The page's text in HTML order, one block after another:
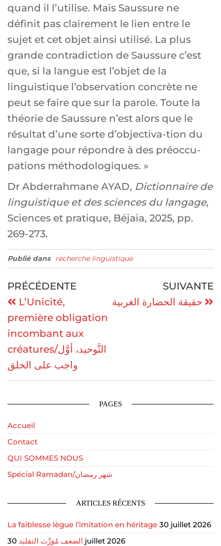
quand il l’utilise. Mais Saussure ne
définit pas clairement le lien entre le
sujet et cet objet ainsi utilisé. La plus
grande contradiction de Saussure c’est
que, si la langue est l’objet de la
linguistique l’observation concrète ne
peut se faire que sur la parole. Toute la
théorie de Saussure n’est alors que le
résultat d’une sorte d’objectiva-tion du
langage pour répondre à des préoccu-
pations méthodologiques. »
Dr Abderrahmane AYAD, Dictionnaire de
linguistique et des sciences du langage,
Sciences et pratique, Béjaia, 2025, pp.
269-273.
Publié dans recherche linguistique
PRÉCÉDENTE
L’Unicité,
première obligation
incombant aux
créatures/التَّوحيد، أوَّل
واجب على الخلق
SUIVANTE
حقيقة الحضارة الغربية
PAGES
Accueil
Contact
QUI SOMMES NOUS
Spécial Ramadan/شهر رمضان
ARTICLES RÉCENTS
La faiblesse lègue l’imitation en héritage 30 juillet 2026
الضعف مُوَرِّث التقليد 30 juillet 2026